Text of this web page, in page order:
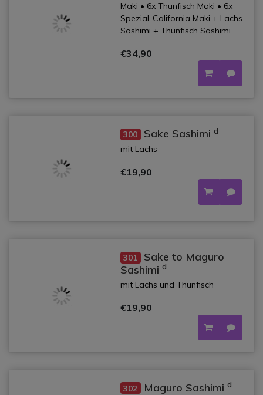
Maki • 6x Thunfisch Maki • 6x
Spezial-California Maki + Lachs
Sashimi + Thunfisch Sashimi
€34,90
300 Sake Sashimi d
mit Lachs
€19,90
301 Sake to Maguro
Sashimi d
mit Lachs und Thunfisch
€19,90
302 Maguro Sashimi d